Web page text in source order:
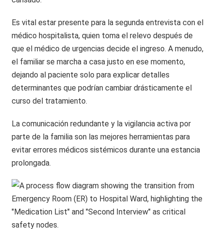
Es vital estar presente para la segunda entrevista con el
médico hospitalista, quien toma el relevo después de
que el médico de urgencias decide el ingreso. A menudo,
el familiar se marcha a casa justo en ese momento,
dejando al paciente solo para explicar detalles
determinantes que podrían cambiar drásticamente el
curso del tratamiento.
La comunicación redundante y la vigilancia activa por
parte de la familia son las mejores herramientas para
evitar errores médicos sistémicos durante una estancia
prolongada.